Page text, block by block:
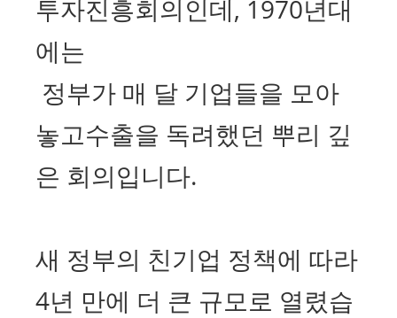
투자진흥회의인데, 1970년대
에는
정부가 매 달 기업들을 모아
놓고수출을 독려했던 뿌리 깊
은 회의입니다.
새 정부의 친기업 정책에 따라
4년 만에 더 큰 규모로 열렸습